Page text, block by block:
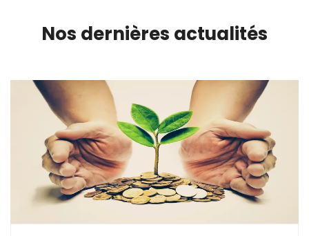
Nos dernières actualités